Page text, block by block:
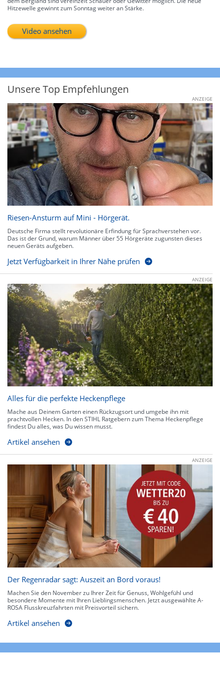
Hitzewelle gewinnt zum Sonntag weiter an Stärke.
Video ansehen
Unsere Top Empfehlungen
ANZEIGE
Riesen-Ansturm auf Mini - Hörgerät.
Deutsche Firma stellt revolutionäre Erfindung für Sprachverstehen vor.
Das ist der Grund, warum Männer über 55 Hörgeräte zugunsten dieses
neuen Geräts aufgeben.
Jetzt Verfügbarkeit in Ihrer Nähe prüfen
ANZEIGE
Alles für die perfekte Heckenpflege
Mache aus Deinem Garten einen Rückzugsort und umgebe ihn mit
prachtvollen Hecken. In den STIHL Ratgebern zum Thema Heckenpflege
findest Du alles, was Du wissen musst.
Artikel ansehen
ANZEIGE
Der Regenradar sagt: Auszeit an Bord voraus!
Machen Sie den November zu Ihrer Zeit für Genuss, Wohlgefühl und
besondere Momente mit Ihren Lieblingsmenschen. Jetzt ausgewählte A-
ROSA Flusskreuzfahrten mit Preisvorteil sichern.
Artikel ansehen